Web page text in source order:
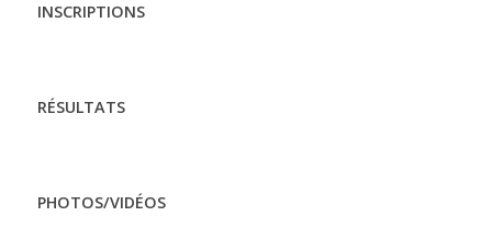
INSCRIPTIONS
RÉSULTATS
PHOTOS/VIDÉOS